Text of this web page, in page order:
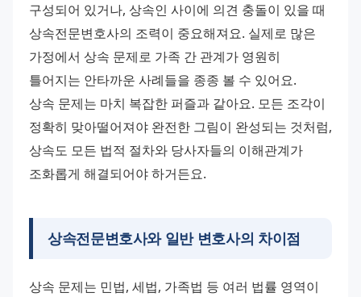
구성되어 있거나, 상속인 사이에 의견 충돌이 있을 때
상속전문변호사의 조력이 중요해져요. 실제로 많은
가정에서 상속 문제로 가족 간 관계가 영원히
틀어지는 안타까운 사례들을 종종 볼 수 있어요.
상속 문제는 마치 복잡한 퍼즐과 같아요. 모든 조각이
정확히 맞아떨어져야 완전한 그림이 완성되는 것처럼,
상속도 모든 법적 절차와 당사자들의 이해관계가
조화롭게 해결되어야 하거든요.
상속전문변호사와 일반 변호사의 차이점
상속 문제는 민법, 세법, 가족법 등 여러 법률 영역이